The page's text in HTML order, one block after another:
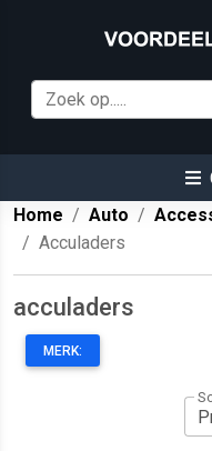
Home
Auto
Acculaders
acculaders
MERK: